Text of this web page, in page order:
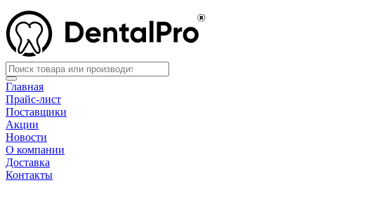
Главная
Прайс-лист
Поставщики
Акции
Новости
О компании
Доставка
Контакты